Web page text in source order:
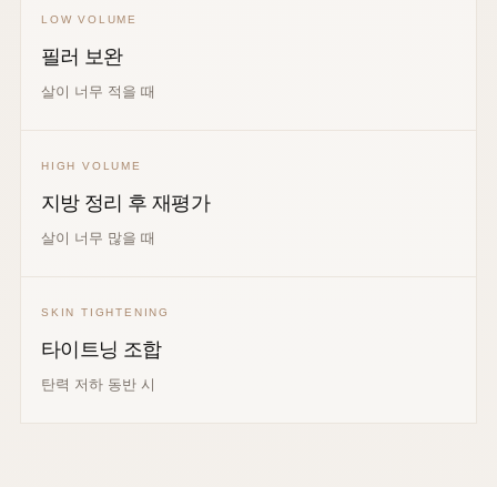
LOW VOLUME
필러 보완
살이 너무 적을 때
HIGH VOLUME
지방 정리 후 재평가
살이 너무 많을 때
SKIN TIGHTENING
타이트닝 조합
탄력 저하 동반 시